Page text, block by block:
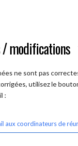
/ modifications
ne sont pas
utilisez le
:
aux coordinateurs de